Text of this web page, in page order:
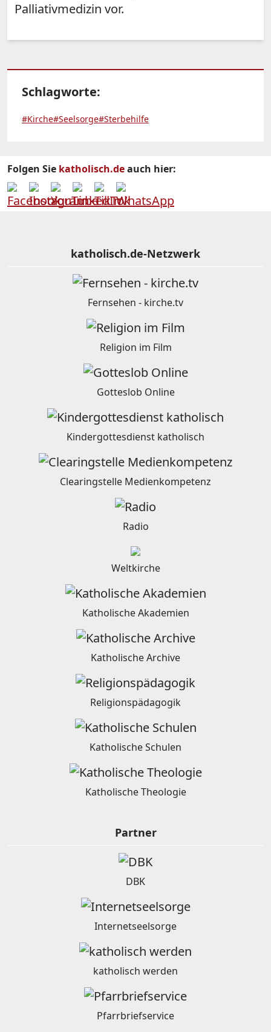
Palliativmedizin vor.
Schlagworte:
#Kirche#Seelsorge#Sterbehilfe
Folgen Sie katholisch.deauch hier:
katholisch.de-Netzwerk
Fernsehen - kirche.tv
Religion im Film
Gotteslob Online
Kindergottesdienst katholisch
Clearingstelle Medienkompetenz
Radio
Weltkirche
Katholische Akademien
Katholische Archive
Religionspädagogik
Katholische Schulen
Katholische Theologie
Partner
DBK
Internetseelsorge
katholisch werden
Pfarrbriefservice